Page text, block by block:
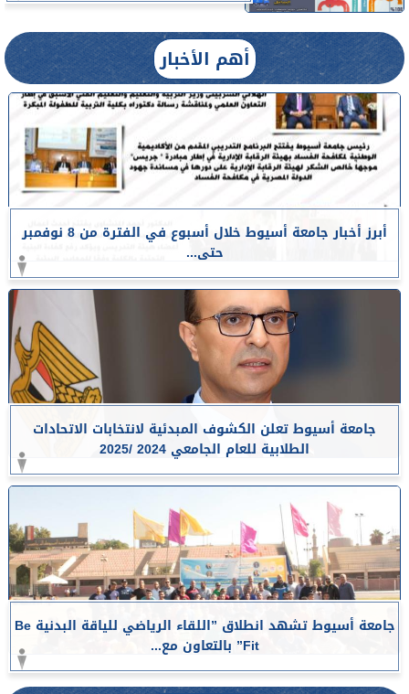
أهم الأخبار
أبرز أخبار جامعة أسيوط خلال أسبوع في الفترة من 8 نوفمبر
حتى...
جامعة أسيوط تعلن الكشوف المبدئية لانتخابات الاتحادات
الطلابية للعام الجامعي 2024 /2025
جامعة أسيوط تشهد انطلاق ”اللقاء الرياضي للياقة البدنية Be
Fit” بالتعاون مع...